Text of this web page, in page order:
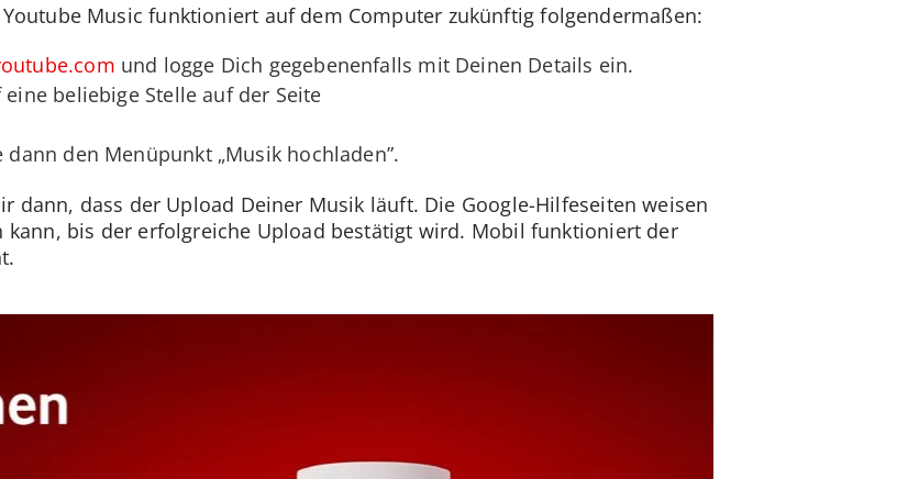
Music funktioniert auf dem Computer zukünftig folgendermaßen:
und logge Dich gegebenenfalls mit Deinen Details ein.
beliebige Stelle auf der Seite
den Menüpunkt „Musik hochladen”.
dann, dass der Upload Deiner Musik läuft. Die Google-Hilfeseiten weisen
kann, bis der erfolgreiche Upload bestätigt wird. Mobil funktioniert der